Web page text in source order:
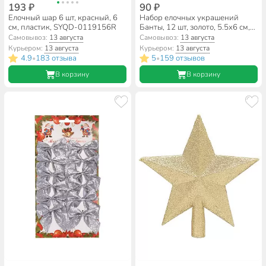
193 ₽
Елочный шар 6 шт, красный, 6
см, пластик, SYQD-0119156R
Самовывоз: 13 августа
Курьером: 13 августа
4.9•183 отзыва
В корзину
90 ₽
Набор елочных украшений
Банты, 12 шт, золото, 5.5х6 см,
текстиль, SYHDJ-3419110A
Самовывоз: 13 августа
Курьером: 13 августа
5•159 отзывов
В корзину